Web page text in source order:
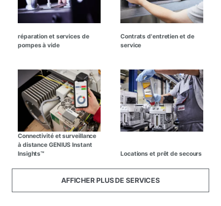
réparation et services de
pompes à vide
Contrats d'entretien et de
service
Connectivité et surveillance
à distance GENIUS Instant
Insights™
Locations et prêt de secours
AFFICHER PLUS DE SERVICES